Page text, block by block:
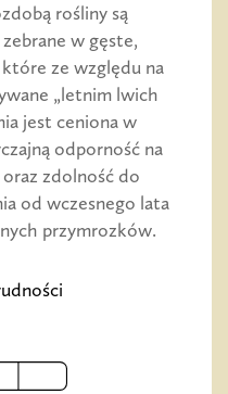
rośliny są
w gęste,
ze względu na
„letnim lwich
jest ceniona w
odporność na
zdolność do
od wczesnego lata
przymrozków.